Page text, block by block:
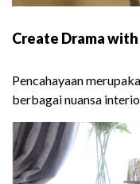
Create Drama
Pencahayaan
berbagai nuansa